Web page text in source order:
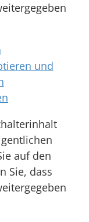
und
auf den
Sie, dass